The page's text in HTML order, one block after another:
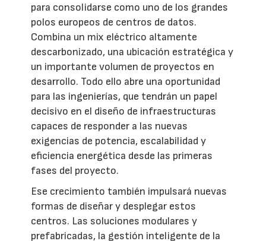
para consolidarse como uno de los grandes
polos europeos de centros de datos.
Combina un mix eléctrico altamente
descarbonizado, una ubicación estratégica y
un importante volumen de proyectos en
desarrollo. Todo ello abre una oportunidad
para las ingenierías, que tendrán un papel
decisivo en el diseño de infraestructuras
capaces de responder a las nuevas
exigencias de potencia, escalabilidad y
eficiencia energética desde las primeras
fases del proyecto.
Ese crecimiento también impulsará nuevas
formas de diseñar y desplegar estos
centros. Las soluciones modulares y
prefabricadas, la gestión inteligente de la